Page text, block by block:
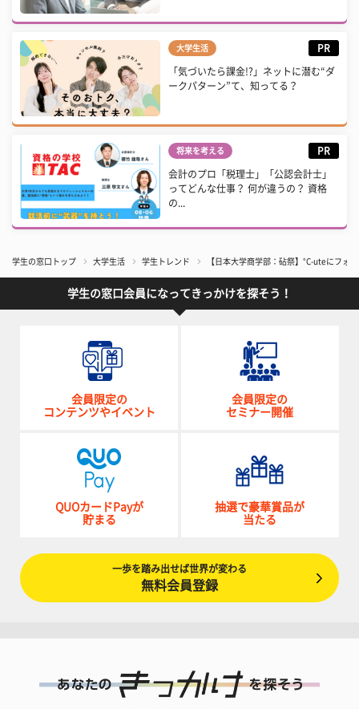
大学生活 PR
「気づいたら課金!?」ネットに潜む“ダ
ークパターン”て、知ってる？
将来を考える PR
会計のプロ「税理士」「公認会計士」
ってどんな仕事？ 何が違うの？ 資格
の...
学生の窓口トップ 大学生活 学生トレンド 【日本大学商学部：砧祭】°C-uteにフォ
学生の窓口会員になってきっかけを探そう！
会員限定の
コンテンツやイベント
会員限定の
セミナー開催
QUOカードPayが
貯まる
抽選で豪華賞品が
当たる
一歩を踏み出せば世界が変わる
無料会員登録